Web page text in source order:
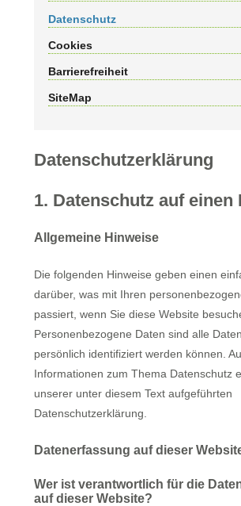
Datenschutz
Cookies
Barrierefreiheit
SiteMap
Datenschutzerklärung
1. Datenschutz auf einen
Allgemeine Hinweise
Die folgenden Hinweise geben einen
darüber, was mit Ihren
passiert, wenn Sie diese Website
Personenbezogene Daten sind alle
persönlich identifiziert werden können.
Informationen zum Thema Datenschutz
unserer unter diesem Text aufgeführten
Datenschutzerklärung.
Datenerfassung auf dieser
Wer ist verantwortlich für die
auf dieser Website?